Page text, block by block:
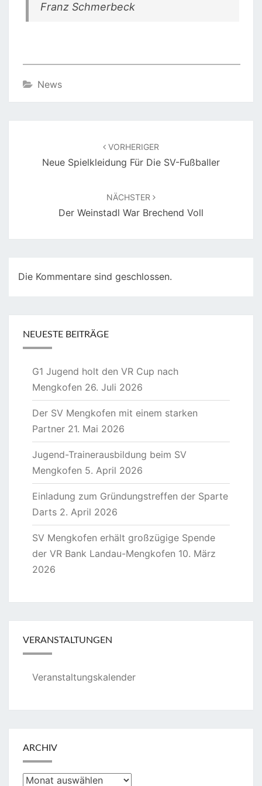
Franz Schmerbeck
News
VORHERIGER
Neue Spielkleidung Für Die SV-Fußballer
NÄCHSTER
Der Weinstadl War Brechend Voll
Die Kommentare sind geschlossen.
NEUESTE BEITRÄGE
G1 Jugend holt den VR Cup nach
Mengkofen 26. Juli 2026
Der SV Mengkofen mit einem starken
Partner 21. Mai 2026
Jugend-Trainerausbildung beim SV
Mengkofen 5. April 2026
Einladung zum Gründungstreffen der Sparte
Darts 2. April 2026
SV Mengkofen erhält großzügige Spende
der VR Bank Landau-Mengkofen 10. März
2026
VERANSTALTUNGEN
Veranstaltungskalender
ARCHIV
Archiv